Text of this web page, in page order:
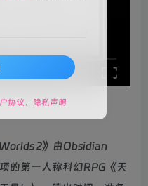
speed
2》由Obsidian
的第一人称科幻RPG《天
协议、 隐私声明